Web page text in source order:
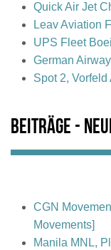
Quick Air Jet
Leav Aviation
UPS Fleet
German
Spot 2,
Beiträge -
CGN
Movements]
Manila MNL,